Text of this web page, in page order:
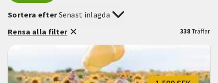
338Träffar
Sortera efterSenast inlagda
Rensa alla filter